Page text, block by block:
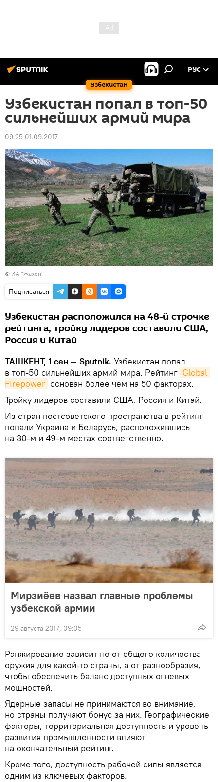
Узбекистан
РУС
Узбекистан попал в топ-50
сильнейших армий мира
09:25 01.09.2017
© ИА "Жахон"
Подписаться
Узбекистан расположился на 48-й строчке
рейтинга, тройку лидеров составили США,
Россия и Китай
ТАШКЕНТ, 1 сен — Sputnik. Узбекистан попал
в топ-50 сильнейших армий мира. Рейтинг Global
Firepower основан более чем на 50 факторах.
Тройку лидеров составили США, Россия и Китай.
Из стран постсоветского пространства в рейтинг
попали Украина и Беларусь, расположившись
на 30-м и 49-м местах соответственно.
Мирзиёев назвал главные проблемы
узбекской армии
29 августа 2017, 09:05
Ранжирование зависит не от общего количества
оружия для какой-то страны, а от разнообразия,
чтобы обеспечить баланс доступных огневых
мощностей.
Ядерные запасы не принимаются во внимание,
но страны получают бонус за них. Географические
факторы, территориальная доступность и уровень
развития промышленности влияют
на окончательный рейтинг.
Кроме того, доступность рабочей силы является
одним из ключевых факторов.